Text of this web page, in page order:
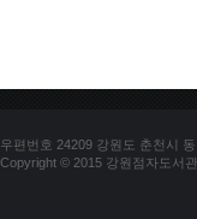
우편번호 24209 강원도 춘천시
Copyright © 2015 강원점자도서